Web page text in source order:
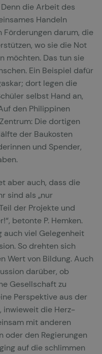
die Arbeit des
Handeln
Förderungen darum, die
wo sie die Not
möchten. Das tun sie
Ein Beispiel dafür
dort legen die
selbst Hand an,
den Philippinen
Die dortigen
der Baukosten
und Spender,
aber auch, dass die
sind als „nur
der Projekte und
betonte P. Hemken.
auch viel Gelegenheit
So drehten sich
Wert von Bildung. Auch
darüber, ob
Gesellschaft zu
Perspektive aus der
inwieweit die Herz-
mit anderen
oder den Regierungen
auf die schlimmen